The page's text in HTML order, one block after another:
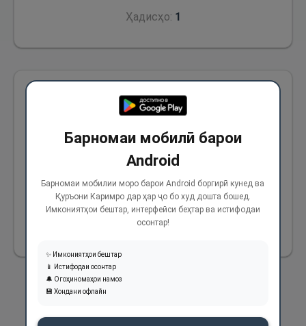
Ҳадисҳо: 1
Аз Анас (р) ривоят аст, ки гуфт: Дуои
Паёмбари Худо (с) дар аксари вақт ин буд,
ки... “Парвардигоро, дар дунё барои мо некӣ
ато фармо ва дар охират барои мо некӣ
марҳамат кун ва моро аз азоби оташ
барканор бидор!”
Барномаи мобилӣ барои
Android
Барномаи мобилии моро барои Android боргирӣ кунед ва
Қуръони Каримро дар ҳар ҷо бо худ дошта бошед.
Имкониятҳои бештар, интерфейси беҳтар ва истифодаи
осонтар!
✨ Имкониятҳои бештар
📱 Истифодаи осонтар
🔔 Огоҳиномаҳои намоз
💾 Хондани офлайн